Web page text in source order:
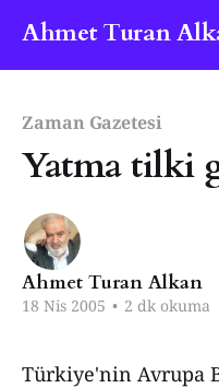
Ahmet Turan
Zaman Gazetesi
Yatma tilki
Ahmet Turan Alkan
18 Nis 2005 • 2 dk okuma
Türkiye'nin Avrupa